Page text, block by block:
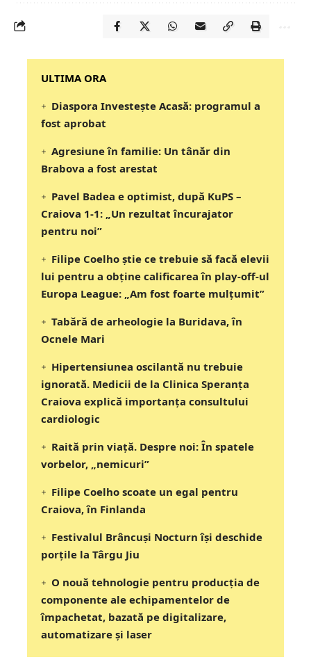
‎‎‎‎‎‎‎ULTIMA ORA
Diaspora Investește Acasă: programul a
fost aprobat
Agresiune în familie: Un tânăr din
Brabova a fost arestat
Pavel Badea e optimist, după KuPS –
Craiova 1-1: „Un rezultat încurajator
pentru noi”
Filipe Coelho știe ce trebuie să facă elevii
lui pentru a obține calificarea în play-off-ul
Europa League: „Am fost foarte mulțumit”
Tabără de arheologie la Buridava, în
Ocnele Mari
Hipertensiunea oscilantă nu trebuie
ignorată. Medicii de la Clinica Speranța
Craiova explică importanța consultului
cardiologic
Raită prin viață. Despre noi: În spatele
vorbelor, „nemicuri”
Filipe Coelho scoate un egal pentru
Craiova, în Finlanda
Festivalul Brâncuși Nocturn își deschide
porțile la Târgu Jiu
O nouă tehnologie pentru producția de
componente ale echipamentelor de
împachetat, bazată pe digitalizare,
automatizare și laser